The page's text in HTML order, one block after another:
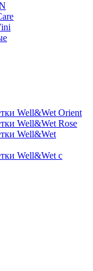
Well&Wet Orient
Well&Wet Rose
Well&Wet
Well&Wet с